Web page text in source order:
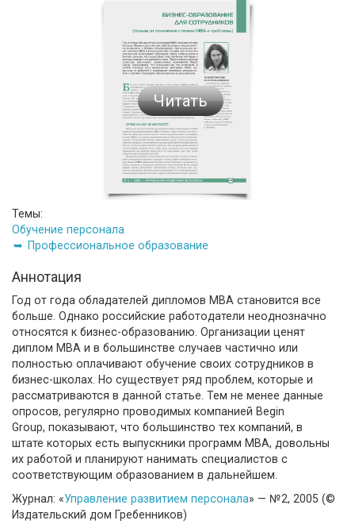
Читать
Темы:
Обучение персонала
Профессиональное образование
Аннотация
Год от года обладателей дипломов MBA становится все
больше. Однако российские работодатели неоднозначно
относятся к бизнес-образованию. Организации ценят
диплом MBA и в большинстве случаев частично или
полностью оплачивают обучение своих сотрудников в
бизнес-школах. Но существует ряд проблем, которые и
рассматриваются в данной статье. Тем не менее данные
опросов, регулярно проводимых компанией Begin
Group, показывают, что большинство тех компаний, в
штате которых есть выпускники программ MBA, довольны
их работой и планируют нанимать специалистов с
соответствующим образованием в дальнейшем.
Журнал: «Управление развитием персонала» — №2, 2005 (©
Издательский дом Гребенников)